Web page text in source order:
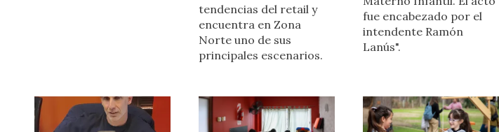
tendencias del retail y
encuentra en Zona
Norte uno de sus
principales escenarios.
fue encabezado por el
intendente Ramón
Lanús".